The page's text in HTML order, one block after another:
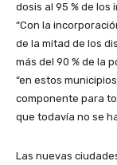
dosis al 95 % de los
“Con la
de la mitad de los
más del 90 % de la
“en estos
componente para
que todavía no se
Las nuevas